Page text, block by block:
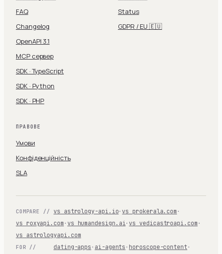
FAQ
Changelog
OpenAPI 3.1
MCP сервер
SDK · TypeScript
SDK · Python
SDK · PHP
Status
GDPR / EU 🇪🇺
ПРАВОВЕ
Умови
Конфіденційність
SLA
COMPARE // vs astrology-api.io·vs prokerala.com ·
vs roxyapi.com · vs humandesign.ai ·vs vedicastroapi.com ·
vs astrologyapi.com
FOR // dating-apps · ai-agents · horoscope-content ·